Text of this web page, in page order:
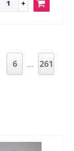
6 ... 261